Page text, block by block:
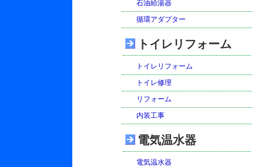
石油給湯器
循環アダプター
トイレリフォーム
トイレリフォーム
トイレ修理
リフォーム
内装工事
電気温水器
電気温水器